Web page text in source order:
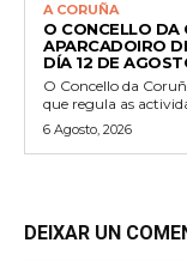
A CORUÑA
O CONCELLO DA
APARCADOIRO
DÍA 12 DE
O Concello da
que regula as
6 Agosto, 2026
DEIXAR UN